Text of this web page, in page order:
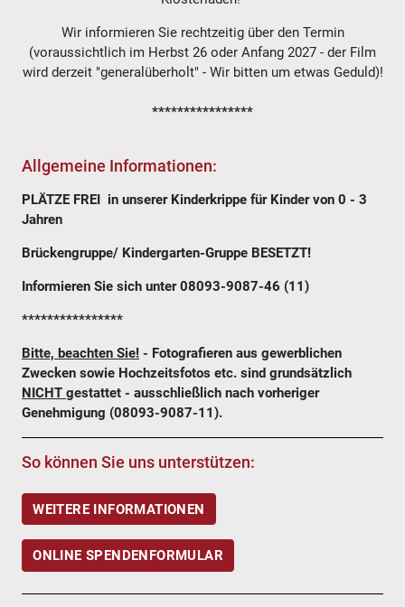
Wir informieren Sie rechtzeitig über den Termin
(voraussichtlich im Herbst 26 oder Anfang 2027 - der Film
wird derzeit "generalüberholt" - Wir bitten um etwas Geduld)!
****************
Allgemeine Informationen:
PLÄTZE FREI in unserer Kinderkrippe für Kinder von 0 - 3
Jahren
Brückengruppe/ Kindergarten-Gruppe BESETZT!
Informieren Sie sich unter 08093-9087-46 (11)
****************
Bitte, beachten Sie! - Fotografieren aus gewerblichen
Zwecken sowie Hochzeitsfotos etc. sind grundsätzlich
NICHT gestattet - ausschließlich nach vorheriger
Genehmigung (08093-9087-11).
So können Sie uns unterstützen:
WEITERE INFORMATIONEN
ONLINE SPENDENFORMULAR